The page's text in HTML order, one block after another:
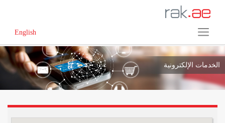
English
الخدمات الإلكترونية